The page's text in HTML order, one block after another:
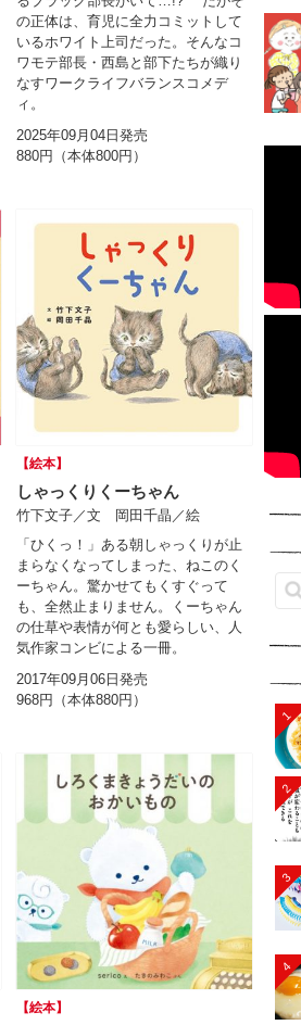
の正体は、育児に全力コミットして
いるホワイト上司だった。そんなコ
ワモテ部長・西島と部下たちが織り
なすワークライフバランスコメデ
ィ。
2025年09月04日発売
880円（本体800円）
【絵本】
しゃっくりくーちゃん
竹下文子／文 岡田千晶／絵
「ひくっ！」ある朝しゃっくりが止
まらなくなってしまった、ねこのく
ーちゃん。驚かせてもくすぐって
も、全然止まりません。くーちゃん
の仕草や表情が何とも愛らしい、人
気作家コンビによる一冊。
2017年09月06日発売
968円（本体880円）
【絵本】
1
2
3
4